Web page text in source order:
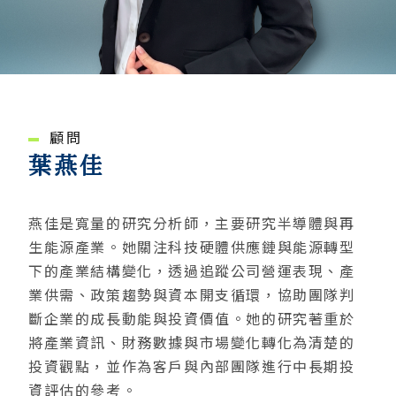
顧問
葉燕佳
燕佳是寬量的研究分析師，主要研究半導體與再
生能源產業。她關注科技硬體供應鏈與能源轉型
下的產業結構變化，透過追蹤公司營運表現、產
業供需、政策趨勢與資本開支循環，協助團隊判
斷企業的成長動能與投資價值。她的研究著重於
將產業資訊、財務數據與市場變化轉化為清楚的
投資觀點，並作為客戶與內部團隊進行中長期投
資評估的參考。